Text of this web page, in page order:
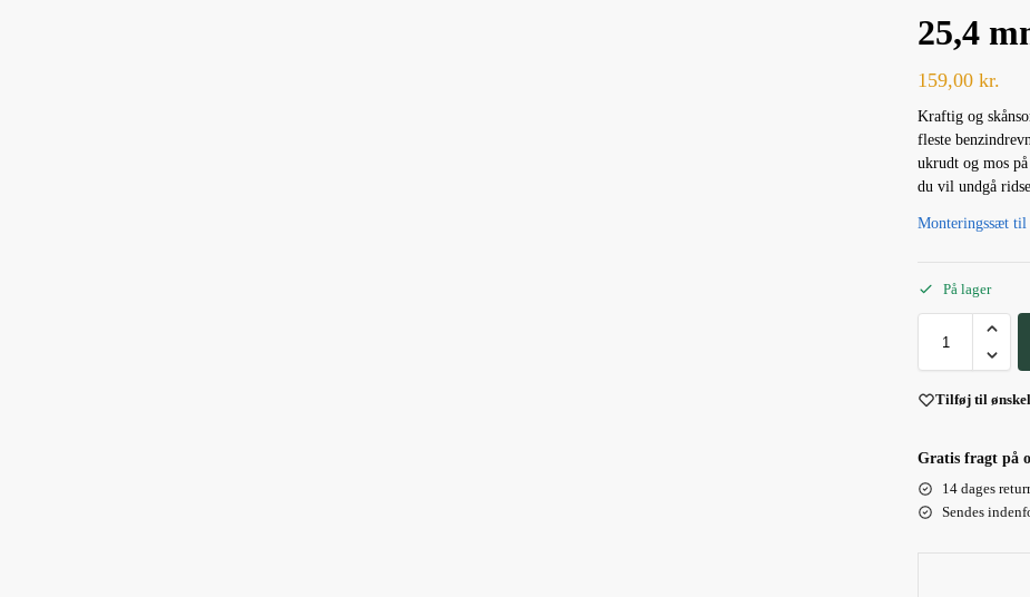
25,4
159,00kr.
Kraftig og
fleste
ukrudt og mos
du vil undgå
Monteringssæt
På lager
Tilføj til
Gratis fragt på
14 dages
Sendes